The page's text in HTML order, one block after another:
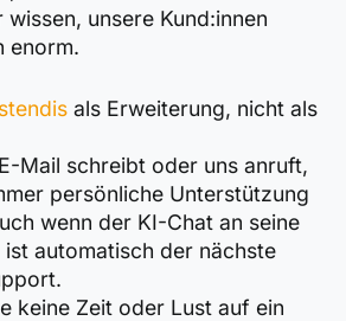
unsere Kund:innen
enorm.
als Erweiterung, nicht als
Mail schreibt oder uns anruft,
persönliche Unterstützung
wenn der KI-Chat an seine
automatisch der nächste
keine Zeit oder Lust auf ein